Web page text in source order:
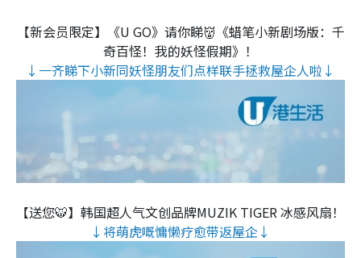
【新会员限定】《U GO》请你睇👹《蜡笔小新剧场版：千
奇百怪！我的妖怪假期》！
↓一齐睇下小新同妖怪朋友们点样联手拯救屋企人啦↓
【送您🐯】韩国超人气文创品牌MUZIK TIGER 冰感风扇！
↓将萌虎嘅慵懒疗愈带返屋企↓